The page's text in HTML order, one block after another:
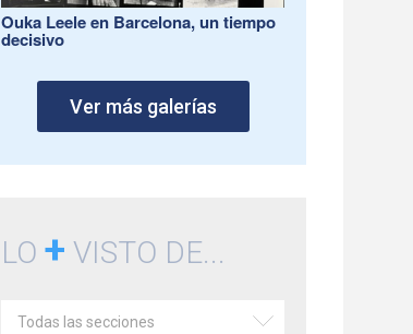
Ouka Leele en Barcelona, un tiempo
decisivo
Ver más galerías
LO+ VISTO DE...
Todas las secciones